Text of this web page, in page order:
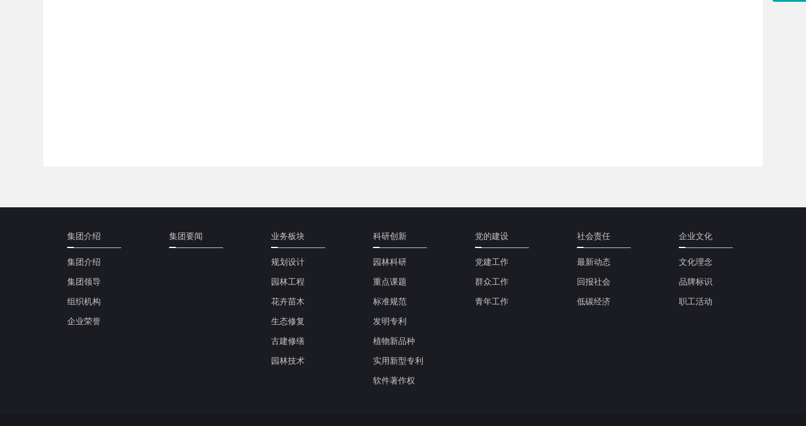
集团介绍
集团介绍
集团领导
组织机构
企业荣誉
集团要闻 业务板块
规划设计
园林工程
花卉苗木
生态修复
古建修缮
园林技术
科研创新
园林科研
重点课题
标准规范
发明专利
植物新品种
实用新型专利
软件著作权
党的建设
党建工作
群众工作
青年工作
社会责任
最新动态
回报社会
低碳经济
企业文化
文化理念
品牌标识
职工活动